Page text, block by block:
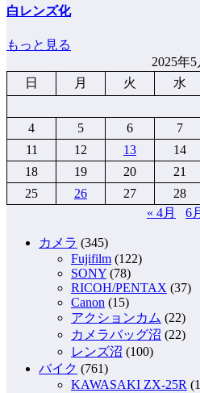
白レンズ化
もっと見る
2025年5
日
月 火 水
4
5 6 7
11
12 13 14
18
19 20 21
25
26 27 28
« 4月
6
カメラ (345)
Fujifilm (122)
SONY (78)
RICOH/PENTAX (37)
Canon (15)
アクションカム (22)
カメラバッグ沼 (22)
レンズ沼 (100)
バイク (761)
KAWASAKI ZX-25R